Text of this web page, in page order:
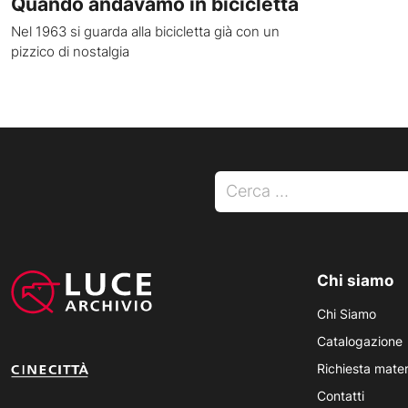
Nel 1963 si guarda alla bicicletta già con un
pizzico di nostalgia
Ricerca per:
Chi siamo
Chi Siamo
Catalogazione
Richiesta
Contatti